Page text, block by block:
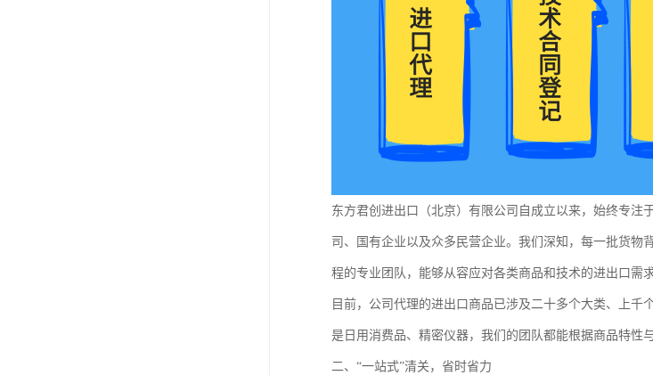
东方君创进出口（北京）有限公司自成立以来，始终专
司、国有企业以及众多民营企业。我们深知，每一批货
程的专业团队，能够从容应对各类商品和技术的进出口需求
目前，公司代理的进出口商品已涉及二十多个大类、上
是日用消费品、精密仪器，我们的团队都能根据商品特性
二、“一站式”清关，省时省力